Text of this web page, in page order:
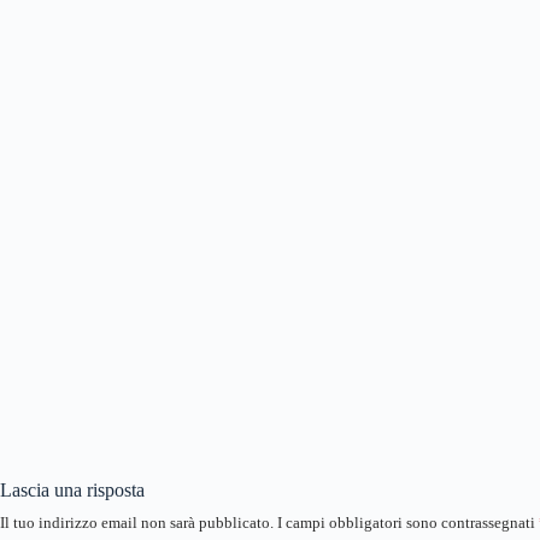
Lascia una risposta
Il tuo indirizzo email non sarà pubblicato. I campi obbligatori sono contrassegnati